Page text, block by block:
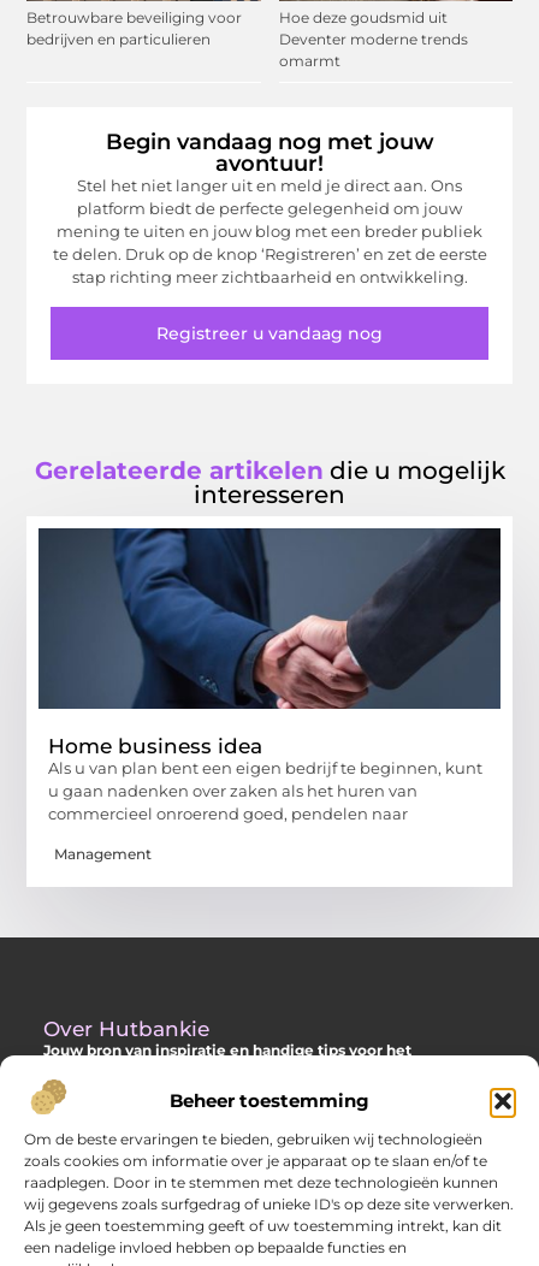
Beheer toestemming
Om de beste ervaringen te bieden, gebruiken wij technologieën
zoals cookies om informatie over je apparaat op te slaan en/of te
raadplegen. Door in te stemmen met deze technologieën kunnen
wij gegevens zoals surfgedrag of unieke ID's op deze site verwerken.
Als je geen toestemming geeft of uw toestemming intrekt, kan dit
een nadelige invloed hebben op bepaalde functies en
Betrouwbare beveiliging voor
bedrijven en particulieren
Hoe deze goudsmid uit
Deventer moderne trends
omarmt
Begin vandaag nog met jouw
avontuur!
Stel het niet langer uit en meld je direct aan. Ons
platform biedt de perfecte gelegenheid om jouw
mening te uiten en jouw blog met een breder publiek
te delen. Druk op de knop ‘Registreren’ en zet de eerste
stap richting meer zichtbaarheid en ontwikkeling.
Registreer u vandaag nog
Gerelateerde artikelen die u mogelijk
interesseren
Home business idea
Als u van plan bent een eigen bedrijf te beginnen, kunt
u gaan nadenken over zaken als het huren van
commercieel onroerend goed, pendelen naar
Management
Over Hutbankie
Jouw bron van inspiratie en handige tips voor het
Ontdek een ruime collectie blogs en artikelen die je helpen om
het meeste uit je buitenruimte te halen, met praktische
adviezen en verrassende ideeën voor je tuin, veranda of andere
buitenplekken.
Bericht categorie